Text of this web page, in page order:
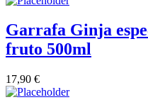
Vinilourenço
Garrafa Ginja
fruto 500ml
17,90 €